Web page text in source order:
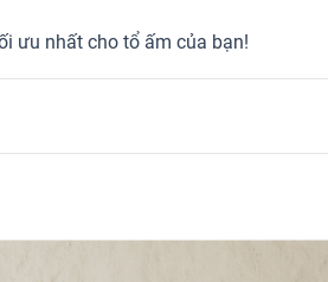
ưu nhất cho tổ ấm của bạn!